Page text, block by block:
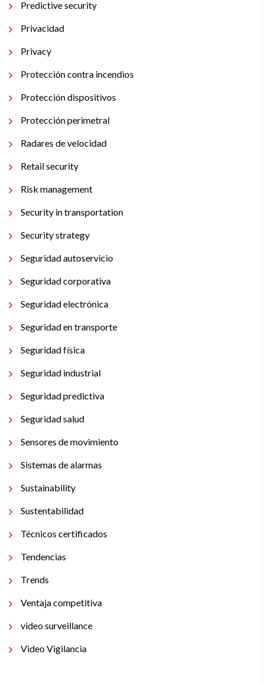
Predictive security
Privacidad
Privacy
Protección contra incendios
Protección dispositivos
Protección perimetral
Radares de velocidad
Retail security
Risk management
Security in transportation
Security strategy
Seguridad autoservicio
Seguridad corporativa
Seguridad electrónica
Seguridad en transporte
Seguridad física
Seguridad industrial
Seguridad predictiva
Seguridad salud
Sensores de movimiento
Sistemas de alarmas
Sustainability
Sustentabilidad
Técnicos certificados
Tendencias
Trends
Ventaja competitiva
video surveillance
Video Vigilancia